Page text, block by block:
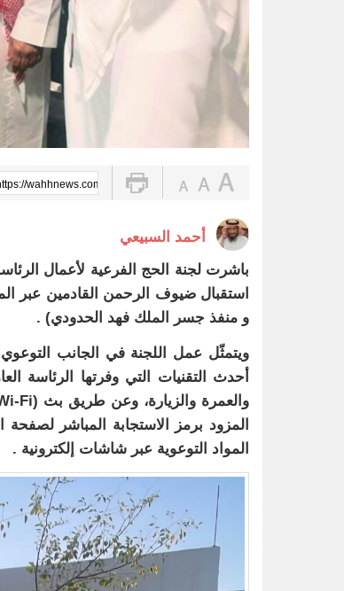
wahhnews.com/?p=102501
أحمد السبيعي
باشرت لجنة الحج الفرعية لأعمال
استقبال ضيوف الرحمن القادمين عبر
و منفذ جسر الملك فهد الحدودي) .
ويتمثّل عمل اللجنة في الجانب
أحدث التقنيات التي وفرتها الرئاسة
المزود برمز الاستجابة المباشر
المواد التوعوية عبر شاشات إلكترونية .